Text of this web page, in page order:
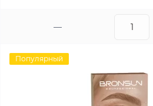
Популярный